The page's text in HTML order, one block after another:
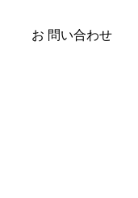
お 問い合わせ